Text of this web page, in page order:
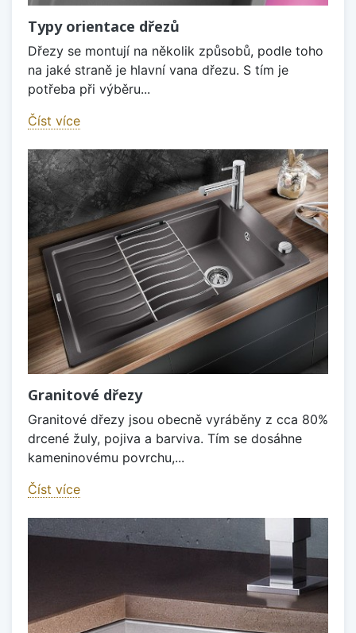
Typy orientace dřezů
Dřezy se montují na několik způsobů, podle toho
na jaké straně je hlavní vana dřezu. S tím je
potřeba při výběru...
Číst více
Granitové dřezy
Granitové dřezy jsou obecně vyráběny z cca 80%
drcené žuly, pojiva a barviva. Tím se dosáhne
kameninovému povrchu,...
Číst více